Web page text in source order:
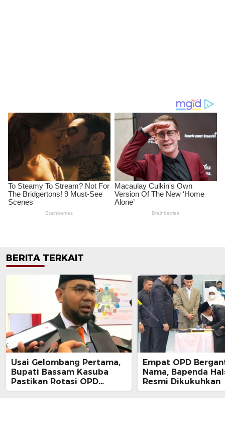
BERITA TERKAIT
Usai Gelombang Pertama,
Bupati Bassam Kasuba
Pastikan Rotasi OPD
Tahap Dua
Empat OPD
Nama, Bapenda
Resmi Dikukuhkan